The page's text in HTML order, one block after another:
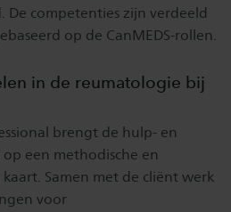
De competenties zijn verdeeld
op de CanMEDS-rollen.
in de reumatologie bij
brengt de hulp- en
een methodische en
Samen met de cliënt werk
voor